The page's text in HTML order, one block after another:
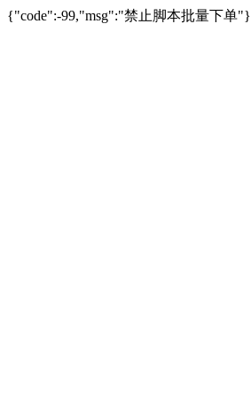
{"code":-99,"msg":"禁止脚本批量下单"}